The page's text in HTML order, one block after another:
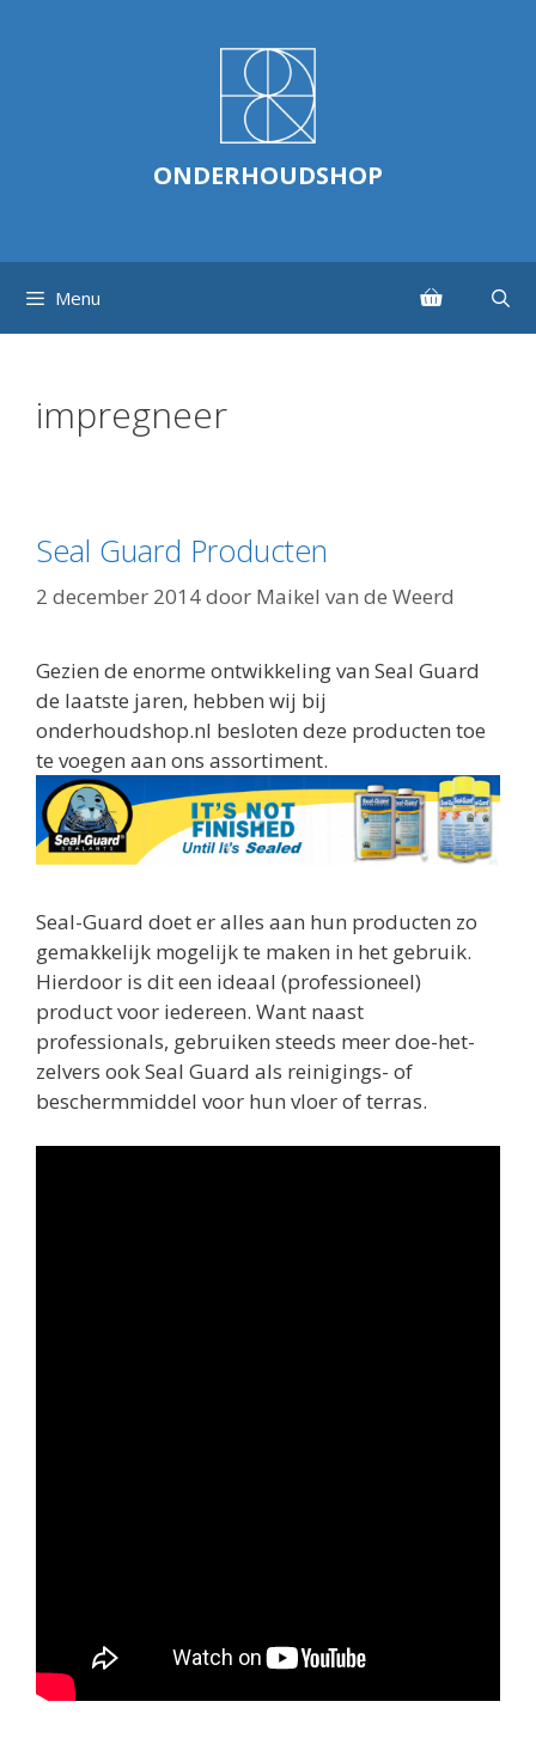
ONDERHOUDSHOP
Menu
impregneer
Seal Guard Producten
2 december 2014door Maikel van de Weerd
Gezien de enorme ontwikkeling van Seal Guard
de laatste jaren, hebben wij bij
onderhoudshop.nl besloten deze producten toe
te voegen aan ons assortiment.
Seal-Guard doet er alles aan hun producten zo
gemakkelijk mogelijk te maken in het gebruik.
Hierdoor is dit een ideaal (professioneel)
product voor iedereen. Want naast
professionals, gebruiken steeds meer doe-het-
zelvers ook Seal Guard als reinigings- of
beschermmiddel voor hun vloer of terras.